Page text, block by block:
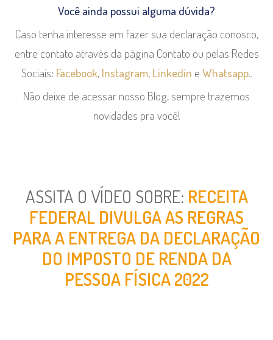
Você ainda possui alguma dúvida?
Caso tenha interesse em fazer sua declaração conosco,
entre contato através da página Contato ou pelas Redes
Sociais: Facebook, Instagram, Linkedin e Whatsapp..
Não deixe de acessar nosso Blog, sempre trazemos
novidades pra você!
ASSITA O VÍDEO SOBRE: RECEITA
FEDERAL DIVULGA AS REGRAS
PARA A ENTREGA DA DECLARAÇÃO
DO IMPOSTO DE RENDA DA
PESSOA FÍSICA 2022